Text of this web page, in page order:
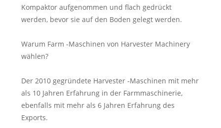
Kompaktor aufgenommen und flach gedrückt
werden, bevor sie auf den Boden gelegt werden.
Warum Farm -Maschinen von Harvester Machinery
wählen?
Der 2010 gegründete Harvester -Maschinen mit mehr
als 10 Jahren Erfahrung in der Farmmaschinerie,
ebenfalls mit mehr als 6 Jahren Erfahrung des
Exports.